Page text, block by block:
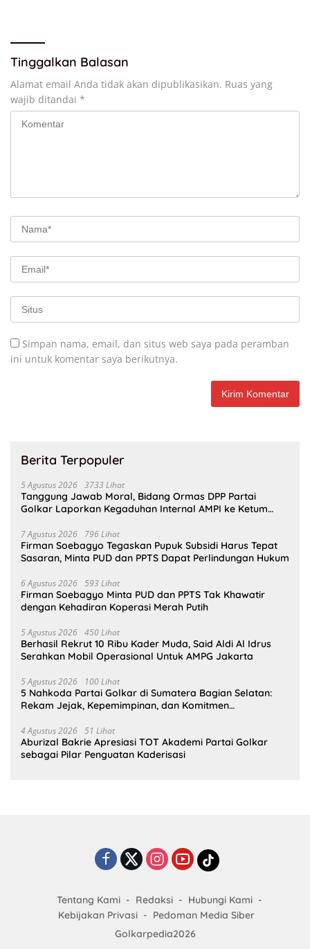
Tinggalkan Balasan
Alamat email Anda tidak akan dipublikasikan. Ruas yang
wajib ditandai *
Simpan nama, email, dan situs web saya pada peramban
ini untuk komentar saya berikutnya.
Berita Terpopuler
5 Agustus 2026 3733 Lihat
Tanggung Jawab Moral, Bidang Ormas DPP Partai
Golkar Laporkan Kegaduhan Internal AMPI ke Ketum
7 Agustus 2026 796 Lihat
Firman Soebagyo Tegaskan Pupuk Subsidi Harus Tepat
Sasaran, Minta PUD dan PPTS Dapat Perlindungan Hukum
6 Agustus 2026 593 Lihat
Firman Soebagyo Minta PUD dan PPTS Tak Khawatir
dengan Kehadiran Koperasi Merah Putih
5 Agustus 2026 450 Lihat
Berhasil Rekrut 10 Ribu Kader Muda, Said Aldi Al Idrus
Serahkan Mobil Operasional Untuk AMPG Jakarta
5 Agustus 2026 100 Lihat
5 Nahkoda Partai Golkar di Sumatera Bagian Selatan:
Rekam Jejak, Kepemimpinan, dan Komitmen
4 Agustus 2026 51 Lihat
Aburizal Bakrie Apresiasi TOT Akademi Partai Golkar
sebagai Pilar Penguatan Kaderisasi
Tentang Kami Redaksi
Hubungi Kami
Kebijakan Privasi
Pedoman Media Siber
Golkarpedia2026